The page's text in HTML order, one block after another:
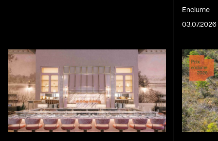
Enclume
03.07.2026